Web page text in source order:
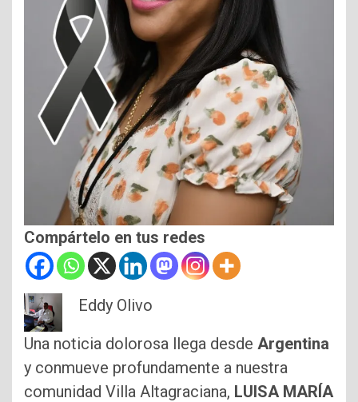
Compártelo en tus redes
Eddy Olivo
Una noticia dolorosa llega desde Argentina
y conmueve profundamente a nuestra
comunidad Villa Altagraciana, LUISA MARÍA